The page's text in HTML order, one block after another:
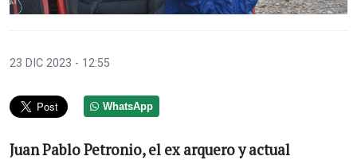
23 DIC 2023 - 12:55
WhatsApp
Juan Pablo Petronio, el ex arquero y actual